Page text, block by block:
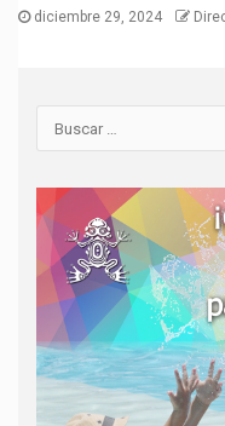
diciembre 29, 2024